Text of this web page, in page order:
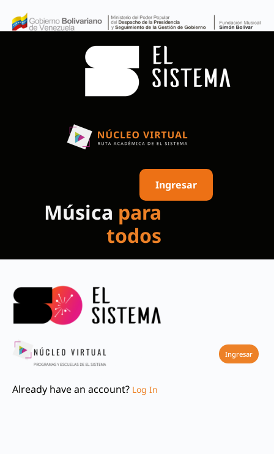
Ingresar
Música para
todos
Ingresar
Already have an account? Log In